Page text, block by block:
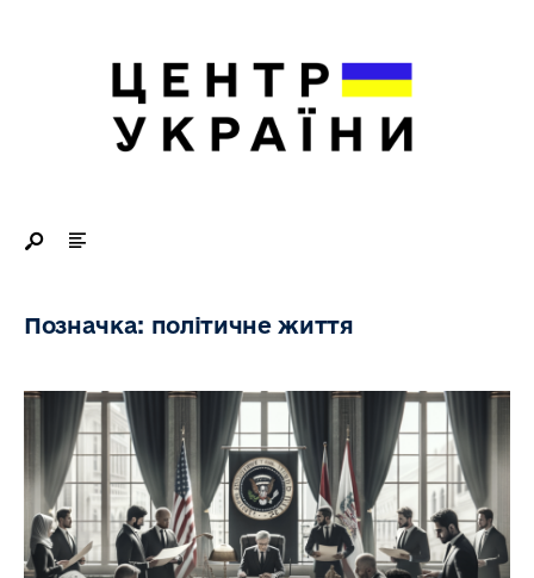
Позначка: політичне життя